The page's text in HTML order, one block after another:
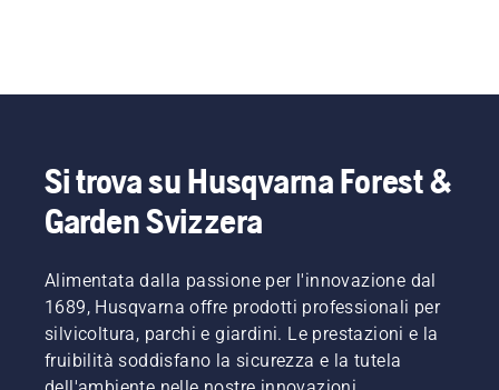
Si trova su Husqvarna Forest &
Garden Svizzera
Alimentata dalla passione per l'innovazione dal
1689, Husqvarna offre prodotti professionali per
silvicoltura, parchi e giardini. Le prestazioni e la
fruibilità soddisfano la sicurezza e la tutela